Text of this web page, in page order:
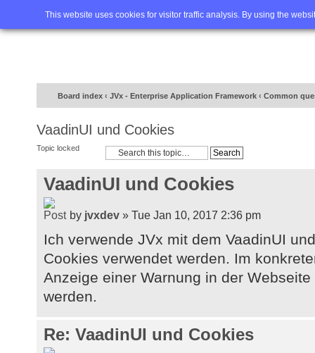
This website uses cookies for visitor traffic analysis. By using the
Home FAQ Advanced
Board index ‹ JVx - Enterprise Application Framework ‹ Common
VaadinUI und Cookies
Topic locked
VaadinUI und Cookies
by jvxdev » Tue Jan 10, 2017 2:36 pm
Ich verwende JVx mit dem VaadinUI
Cookies verwendet werden. Im
Anzeige einer Warnung in der
werden.
Re: VaadinUI und Cookies